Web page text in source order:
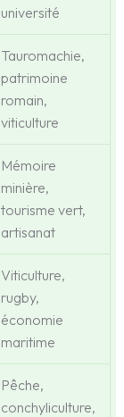
université
Tauromachie,
patrimoine
romain,
viticulture
Mémoire
minière,
tourisme vert,
artisanat
Viticulture,
rugby,
économie
maritime
Pêche,
conchyliculture,